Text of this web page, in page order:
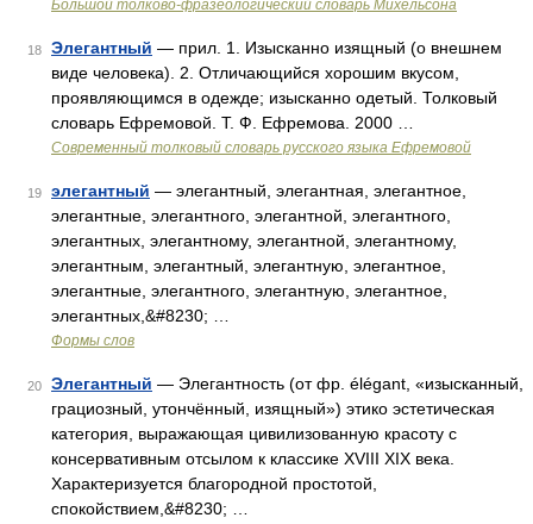
Большой толково-фразеологический словарь Михельсона
18 Элегантный — прил. 1. Изысканно изящный (о внешнем
виде человека). 2. Отличающийся хорошим вкусом,
проявляющимся в одежде; изысканно одетый. Толковый
словарь Ефремовой. Т. Ф. Ефремова. 2000 …
Современный толковый словарь русского языка Ефремовой
19 элегантный — элегантный, элегантная, элегантное,
элегантные, элегантного, элегантной, элегантного,
элегантных, элегантному, элегантной, элегантному,
элегантным, элегантный, элегантную, элегантное,
элегантные, элегантного, элегантную, элегантное,
элегантных,&#8230; …
Формы слов
20 Элегантный — Элегантность (от фр. élégant, «изысканный,
грациозный, утончённый, изящный») этико эстетическая
категория, выражающая цивилизованную красоту с
консервативным отсылом к классике XVIII XIX века.
Характеризуется благородной простотой,
спокойствием,&#8230; …